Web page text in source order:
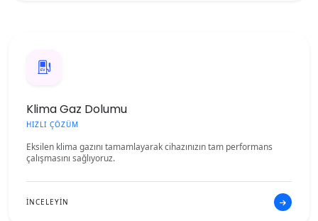
Klima Gaz Dolumu
HIZLI ÇÖZÜM
Eksilen klima gazını tamamlayarak cihazınızın tam performans
çalışmasını sağlıyoruz.
İNCELEYİN